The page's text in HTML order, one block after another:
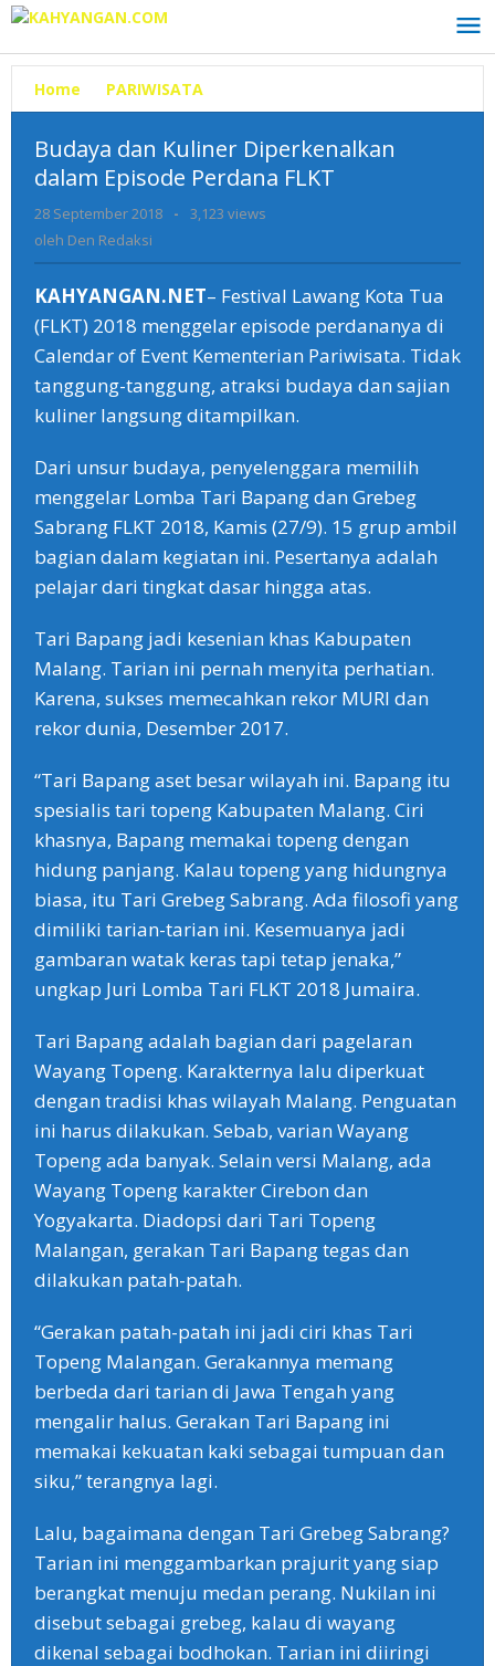
Lewati
konten
Home
PARIWISATA
dan
Diperkenalkan
dalam
Episode
Budaya dan Kuliner Diperkenalkan
dalam Episode Perdana FLKT
28 September 2018
oleh
-
3,123 views
oleh Den Redaksi
KAHYANGAN.NET– Festival Lawang Kota Tua
(FLKT) 2018 menggelar episode perdananya di
Calendar of Event Kementerian Pariwisata. Tidak
tanggung-tanggung, atraksi budaya dan sajian
kuliner langsung ditampilkan.
Dari unsur budaya, penyelenggara memilih
menggelar Lomba Tari Bapang dan Grebeg
Sabrang FLKT 2018, Kamis (27/9). 15 grup ambil
bagian dalam kegiatan ini. Pesertanya adalah
pelajar dari tingkat dasar hingga atas.
Tari Bapang jadi kesenian khas Kabupaten
Malang. Tarian ini pernah menyita perhatian.
Karena, sukses memecahkan rekor MURI dan
rekor dunia, Desember 2017.
“Tari Bapang aset besar wilayah ini. Bapang itu
spesialis tari topeng Kabupaten Malang. Ciri
khasnya, Bapang memakai topeng dengan
hidung panjang. Kalau topeng yang hidungnya
biasa, itu Tari Grebeg Sabrang. Ada filosofi yang
dimiliki tarian-tarian ini. Kesemuanya jadi
gambaran watak keras tapi tetap jenaka,”
ungkap Juri Lomba Tari FLKT 2018 Jumaira.
Tari Bapang adalah bagian dari pagelaran
Wayang Topeng. Karakternya lalu diperkuat
dengan tradisi khas wilayah Malang. Penguatan
ini harus dilakukan. Sebab, varian Wayang
Topeng ada banyak. Selain versi Malang, ada
Wayang Topeng karakter Cirebon dan
Yogyakarta. Diadopsi dari Tari Topeng
Malangan, gerakan Tari Bapang tegas dan
dilakukan patah-patah.
“Gerakan patah-patah ini jadi ciri khas Tari
Topeng Malangan. Gerakannya memang
berbeda dari tarian di Jawa Tengah yang
mengalir halus. Gerakan Tari Bapang ini
memakai kekuatan kaki sebagai tumpuan dan
siku,” terangnya lagi.
Lalu, bagaimana dengan Tari Grebeg Sabrang?
Tarian ini menggambarkan prajurit yang siap
berangkat menuju medan perang. Nukilan ini
disebut sebagai grebeg, kalau di wayang
dikenal sebagai bodhokan. Tarian ini diiringi